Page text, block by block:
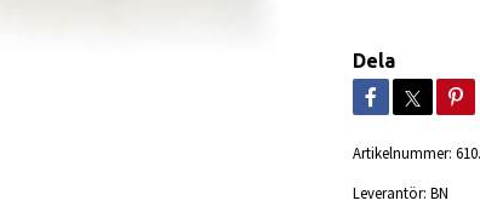
Dela
Artikelnummer:
Leverantör: BN